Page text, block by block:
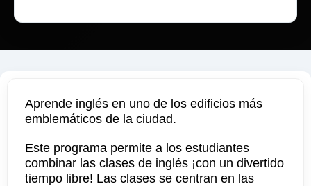
Aprende inglés en uno de los edificios más
emblemáticos de la ciudad.
Este programa permite a los estudiantes
combinar las clases de inglés ¡con un divertido
tiempo libre! Las clases se centran en las